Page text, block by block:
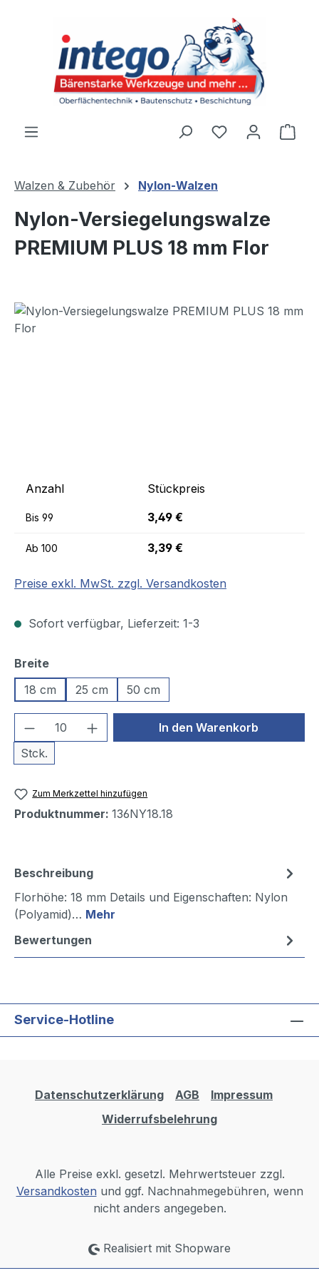
Du hast 0
Walzen & Zubehör Nylon-Walzen
Nylon-Versiegelungswalze
PREMIUM PLUS 18 mm Flor
Bildergalerie überspringen
Anzahl Stückpreis
Bis 99 3,49 €
Ab 100 3,39 €
Preise exkl. MwSt. zzgl. Versandkosten
Sofort verfügbar, Lieferzeit: 1-3
Breiteauswählen
18 cm
25 cm 50 cm
Produkt Anzahl: Gib den
Stck.
In den Warenkorb
Zum Merkzettel hinzufügen
Produktnummer: 136NY18.18
Beschreibung
Florhöhe: 18 mm Details und Eigenschaften: Nylon
(Polyamid)… Mehr
Bewertungen
Service-Hotline
Datenschutzerklärung AGB
Impressum
Widerrufsbelehrung
Alle Preise exkl. gesetzl. Mehrwertsteuer zzgl.
Versandkosten und ggf. Nachnahmegebühren, wenn
nicht anders angegeben.
Realisiert mit Shopware